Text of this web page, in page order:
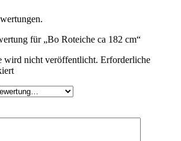
für „Bo Roteiche ca 182 cm“
wird nicht veröffentlicht. Erforderliche